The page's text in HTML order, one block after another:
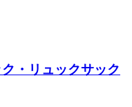
・リュックサック